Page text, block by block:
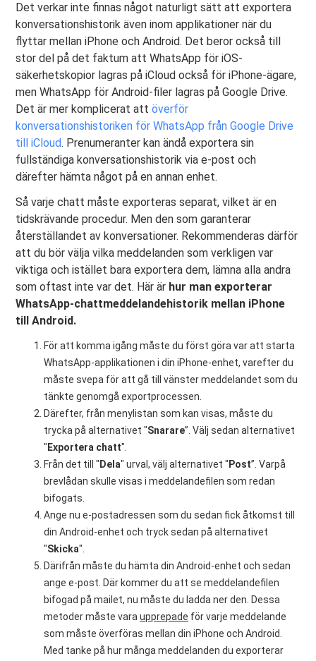
Det verkar inte finnas något naturligt sätt att exportera
konversationshistorik även inom applikationer när du
flyttar mellan iPhone och Android. Det beror också till
stor del på det faktum att WhatsApp för iOS-
säkerhetskopior lagras på iCloud också för iPhone-ägare,
men WhatsApp för Android-filer lagras på Google Drive.
Det är mer komplicerat attöverför
konversationshistoriken för WhatsApp från Google Drive
till iCloud. Prenumeranter kan ändå exportera sin
fullständiga konversationshistorik via e-post och
därefter hämta något på en annan enhet.
Så varje chatt måste exporteras separat, vilket är en
tidskrävande procedur. Men den som garanterar
återställandet av konversationer. Rekommenderas därför
att du bör välja vilka meddelanden som verkligen var
viktiga och istället bara exportera dem, lämna alla andra
som oftast inte var det. Här är hur man exporterar
WhatsApp-chattmeddelandehistorik mellan iPhone
till Android.
För att komma igång måste du först göra var att starta
WhatsApp-applikationen i din iPhone-enhet, varefter du
måste svepa för att gå till vänster meddelandet som du
tänkte genomgå exportprocessen.
Därefter, från menylistan som kan visas, måste du
trycka på alternativet "Snarare”. Välj sedan alternativet
" Exportera chatt".
Från det till " Dela" urval, välj alternativet " Post”. Varpå
brevlådan skulle visas i meddelandefilen som redan
bifogats.
Ange nu e-postadressen som du sedan fick åtkomst till
din Android-enhet och tryck sedan på alternativet
"Skicka".
Därifrån måste du hämta din Android-enhet och sedan
ange e-post. Där kommer du att se meddelandefilen
bifogad på mailet, nu måste du ladda ner den. Dessa
metoder måste varaupprepade för varje meddelande
som måste överföras mellan din iPhone och Android.
Med tanke på hur många meddelanden du exporterar